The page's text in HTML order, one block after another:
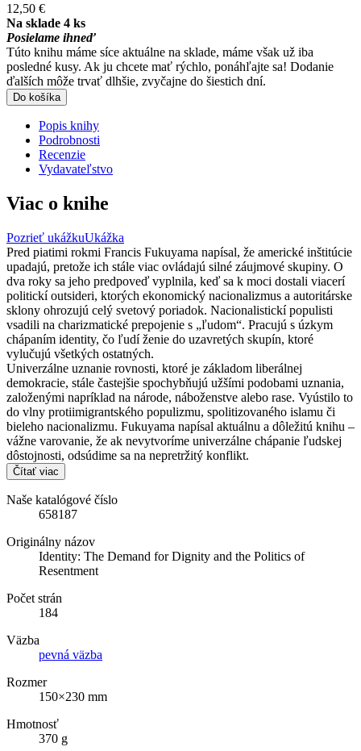
12,50 €
Na sklade 4 ks
Posielame ihneď
Túto knihu máme síce aktuálne na sklade, máme však už iba
posledné kusy. Ak ju chcete mať rýchlo, ponáhľajte sa! Dodanie
ďalších môže trvať dlhšie, zvyčajne do šiestich dní.
Do košíka
Popis knihy
Podrobnosti
Recenzie
Vydavateľstvo
Viac o knihe
Pozrieť ukážkuUkážka
Pred piatimi rokmi Francis Fukuyama napísal, že americké inštitúcie
upadajú, pretože ich stále viac ovládajú silné záujmové skupiny. O
dva roky sa jeho predpoveď vyplnila, keď sa k moci dostali viacerí
politickí outsideri, ktorých ekonomický nacionalizmus a autoritárske
sklony ohrozujú celý svetový poriadok. Nacionalistickí populisti
vsadili na charizmatické prepojenie s „ľudom“. Pracujú s úzkym
chápaním identity, čo ľudí ženie do uzavretých skupín, ktoré
vylučujú všetkých ostatných.
Univerzálne uznanie rovnosti, ktoré je základom liberálnej
demokracie, stále častejšie spochybňujú užšími podobami uznania,
založenými napríklad na národe, náboženstve alebo rase. Vyústilo to
do vlny protiimigrantského populizmu, spolitizovaného islamu či
bieleho nacionalizmu. Fukuyama napísal aktuálnu a dôležitú knihu –
vážne varovanie, že ak nevytvoríme univerzálne chápanie ľudskej
dôstojnosti, odsúdime sa na nepretržitý konflikt.
Čítať viac
Naše katalógové číslo
658187
Originálny názov
Identity: The Demand for Dignity and the Politics of
Resentment
Počet strán
184
Väzba
pevná väzba
Rozmer
150×230 mm
Hmotnosť
370 g